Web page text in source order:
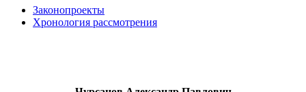
Законопроекты
Хронология рассмотрения